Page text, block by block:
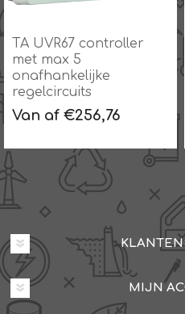
UVR610s vrij
programmeerbare
controller
€398,09
MIJN